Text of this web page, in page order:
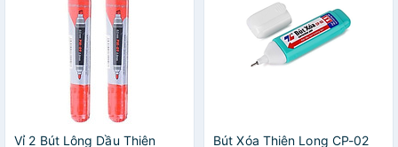
Vỉ 2 Bút Lông Dầu Thiên
Bút Xóa Thiên Long CP-02